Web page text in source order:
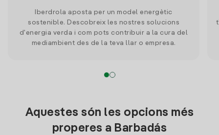
Iberdrola aposta per un model energètic
sostenible. Descobreix les nostres solucions
d'energia verda i com pots contribuir a la cura del
mediambient des de la teva llar o empresa.
Aquestes són les opcions més
properes a Barbadás